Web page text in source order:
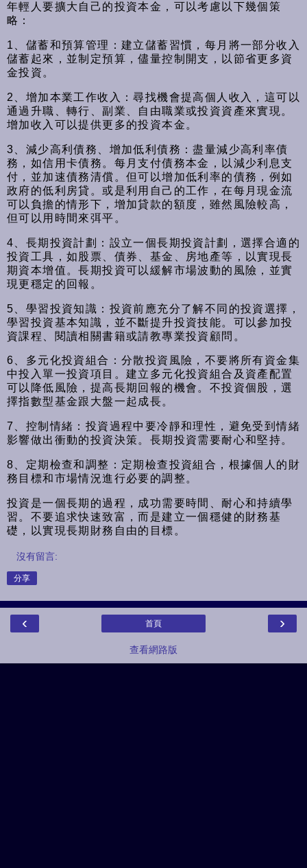
年輕人要擴大自己的投資本金，可以考慮以下幾個策
略：
1、儲蓄和預算管理：建立儲蓄習慣，每月將一部分收入
儲蓄起來，並制定預算，儘量控制開支，以節省更多資
金投資。
2、增加本業工作收入：尋找機會提高個人收入，這可以
通過升職、轉行、副業、自由職業或投資資產來實現。
增加收入可以提供更多的投資本金。
3、減少高利債務、增加低利債務：盡量減少高利率債
務，如信用卡債務。每月支付債務本金，以減少利息支
付，並加速債務清償。但可以增加低利率的債務，例如
政府的低利房貸。或是利用自己的工作，在每月現金流
可以負擔的情形下，增加貸款的額度，雖然風險較高，
但可以用時間來弭平。
4、長期投資計劃：設立一個長期投資計劃，選擇合適的
投資工具，如股票、債券、基金、房地產等，以實現長
期資本增值。長期投資可以緩解市場波動的風險，並實
現更穩定的回報。
5、學習投資知識：投資前應充分了解不同的投資選擇，
學習投資基本知識，並不斷提升投資技能。可以參加投
資課程、閱讀相關書籍或請教專業投資顧問。
6、多元化投資組合：分散投資風險，不要將所有資金集
中投入單一投資項目。建立多元化投資組合及資產配置
可以降低風險，提高長期回報的機會。不投資個股，選
擇指數型基金跟大盤一起成長。
7、控制情緒：投資過程中要冷靜和理性，避免受到情緒
影響做出衝動的投資決策。長期投資需要耐心和堅持。
8、定期檢查和調整：定期檢查投資組合，根據個人的財
務目標和市場情況進行必要的調整。
投資是一個長期的過程，成功需要時間、耐心和持續學
習。不要追求快速致富，而是建立一個穩健的財務基
礎，以實現長期財務自由的目標。
沒有留言:
分享
‹ ›
首頁
查看網路版